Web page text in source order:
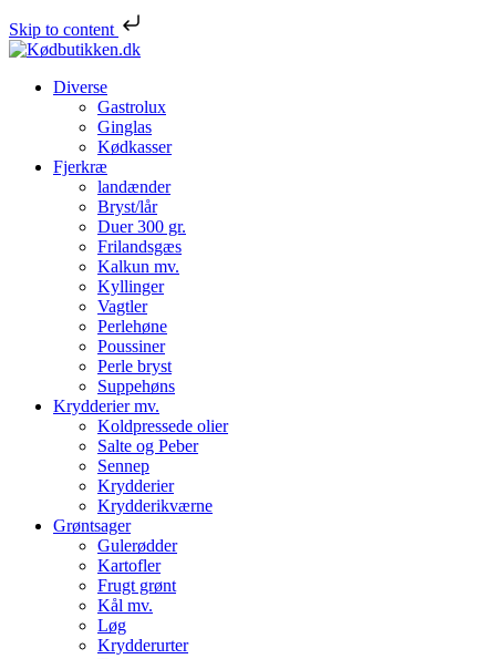
Skip to content
Diverse
Gastrolux
Ginglas
Kødkasser
Fjerkræ
landænder
Bryst/lår
Duer 300 gr.
Frilandsgæs
Kalkun mv.
Kyllinger
Vagtler
Perlehøne
Poussiner
Perle bryst
Suppehøns
Krydderier mv.
Koldpressede olier
Salte og Peber
Sennep
Krydderier
Krydderikværne
Grøntsager
Gulerødder
Kartofler
Frugt grønt
Kål mv.
Løg
Krydderurter